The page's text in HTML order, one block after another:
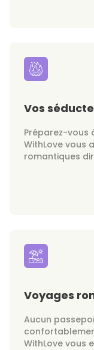
Vos
Préparez-vous
WithLove vous
romantiques
Voyages
Aucun
WithLove vous